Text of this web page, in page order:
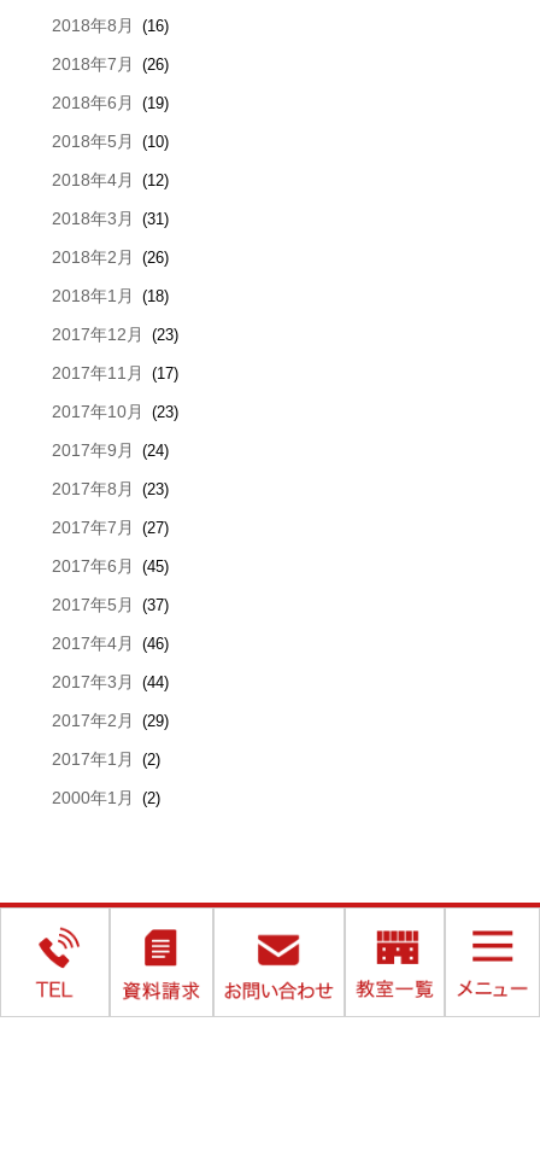
2018年8月 (16)
2018年7月 (26)
2018年6月 (19)
2018年5月 (10)
2018年4月 (12)
2018年3月 (31)
2018年2月 (26)
2018年1月 (18)
2017年12月 (23)
2017年11月 (17)
2017年10月 (23)
2017年9月 (24)
2017年8月 (23)
2017年7月 (27)
2017年6月 (45)
2017年5月 (37)
2017年4月 (46)
2017年3月 (44)
2017年2月 (29)
2017年1月 (2)
2000年1月 (2)